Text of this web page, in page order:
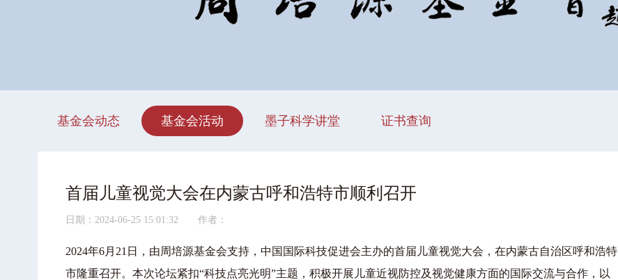
基金会动态 基金会活动 墨子科学讲堂 证书查询
首届儿童视觉大会在内蒙古呼和浩特市顺利召开
日期：2024-06-25 15:01:32 作者：
2024年6月21日，由周培源基金会支持，中国国际科技促进会主办的首届儿童视觉大会，在内蒙古自治区呼和浩特
市隆重召开。本次论坛紧扣“科技点亮光明”主题，积极开展儿童近视防控及视觉健康方面的国际交流与合作，以